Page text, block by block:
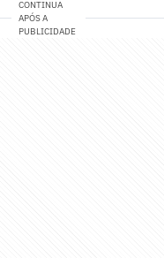
CONTINUA
APÓS A
PUBLICIDADE